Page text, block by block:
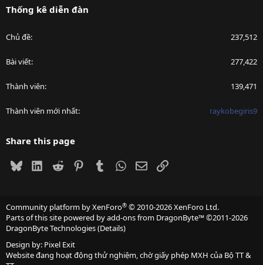
Thống kê diễn đàn
Chủ đề 237,512
Bài viết 277,422
Thành viên 139,471
Thành viên mới nhất raykobegiris9
Share this page
BlueskyLinkedIn
Reddit PinterestTumblrWhatsApp
EmailLink
Community platform by XenForo® © 2010-2026 XenForo Ltd.
Parts of this site powered byadd-ons from DragonByte™©2011-2026
DragonByte Technologies(Details)
Design by: Pixel Exit
Website đang hoạt động thử nghiệm, chờ giấy phép MXH của Bộ TT &